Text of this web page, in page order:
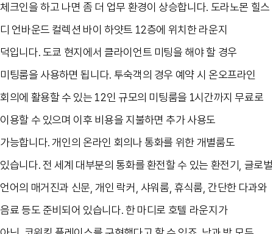
체크인을 하고 나면 좀 더 업무 환경이 상승합니다. 도라노몬 힐스
디 언바운드 컬렉션 바이 하얏트 12층에 위치한 라운지
덕입니다.도쿄 현지에서 클라이언트 미팅을 해야 할 경우
미팅룸을 사용하면 됩니다. 투숙객의 경우 예약 시 온오프라인
회의에 활용할 수 있는 12인 규모의 미팅룸을 1시간까지 무료로
이용할 수 있으며 이후 비용을 지불하면 추가 사용도
가능합니다.개인의 온라인 회의나 통화를 위한 개별룸도
있습니다.전 세계 대부분의 통화를 환전할 수 있는 환전기
글로벌
언어의 매거진과 신문 ,개인 락커 샤워룸 ,휴식룸 ,간단한 다과와
음료 등도 준비되어 있습니다.한 마디로 호텔 라운지가